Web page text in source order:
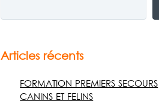
Articles récents
FORMATION PREMIERS SECOURS
CANINS ET FELINS